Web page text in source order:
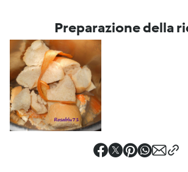
Preparazione della